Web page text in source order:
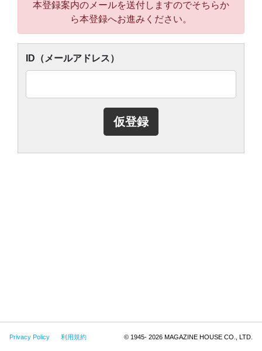
本登録案内のメールを送付しますのでそちらか
ら本登録へお進みください。
ID（メールアドレス）
Privacy Policy 利用規約 © 1945- 2026 MAGAZINE HOUSE CO., LTD.